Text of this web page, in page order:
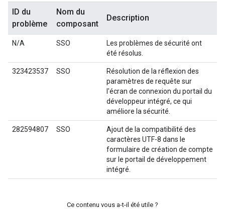
ID du
problème
Nom du
composant
Description
N/A SSO
Les problèmes de sécurité ont
été résolus.
323423537 SSO
Résolution de la réflexion des
paramètres de requête sur
l'écran de connexion du portail du
développeur intégré, ce qui
améliore la sécurité.
282594807 SSO
Ajout de la compatibilité des
caractères UTF-8 dans le
formulaire de création de compte
sur le portail de développement
intégré.
Ce contenu vous a-t-il été utile ?